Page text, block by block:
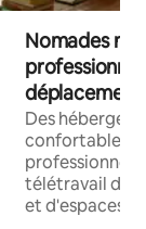
Nomades
déplacement
Des
confortables
professionnels
télétravail
et d'espaces